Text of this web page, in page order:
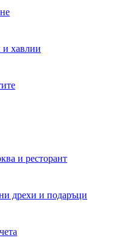
хавлии
и ресторант
дрехи и подаръци